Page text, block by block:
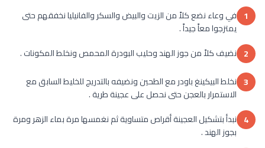
1 في وعاء نضع كلاً من الزيت والبيض والسكر والفانيليا نخفقهم حتى
يمتزجوا معاً جيداً .
2 نضيف كلاً من جوز الهند وحليب البودرة المحمص ونخلط المكونات .
3 نخلط البيكينغ باودر مع الطحين ونضيفه بالتدريج للخليط السابق مع
الاستمرار بالعجن حتى نحصل على عجينة طرية .
4 نبدأ بتشكيل العجينة أقراص متساوية ثم نغمسها مرة بماء الزهر ومرة
بجوز الهند .